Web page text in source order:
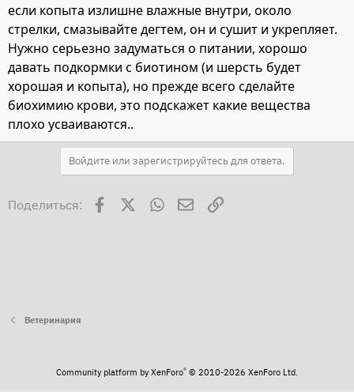
если копыта излишне влажные внутри, около
стрелки, смазывайте дегтем, он и сушит и укрепляет.
Нужно серьезно задуматься о питании, хорошо
давать подкормки с биотином (и шерсть будет
хорошая и копыта), но прежде всего сделайте
биохимию крови, это подскажет какие вещества
плохо усваиваются..
Войдите или зарегистрируйтесь для ответа.
Поделиться: Facebook WhatsAppЭлектронная почта
Ссылка
Ветеринария
Community platform by XenForo® © 2010-2026 XenForo Ltd.